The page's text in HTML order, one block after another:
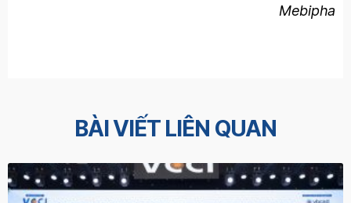
Mebipha
BÀI VIẾT LIÊN QUAN